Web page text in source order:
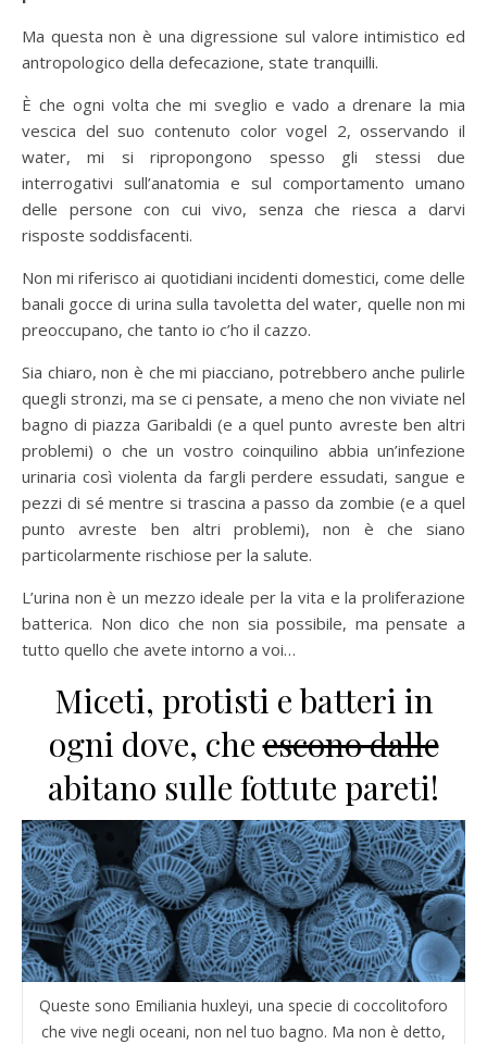
Ma questa non è una digressione sul valore intimistico ed
antropologico della defecazione, state tranquilli.
È che ogni volta che mi sveglio e vado a drenare la mia
vescica del suo contenuto color vogel 2, osservando il
water, mi si ripropongono spesso gli stessi due
interrogativi sull’anatomia e sul comportamento umano
delle persone con cui vivo, senza che riesca a darvi
risposte soddisfacenti.
Non mi riferisco ai quotidiani incidenti domestici, come delle
banali gocce di urina sulla tavoletta del water, quelle non mi
preoccupano, che tanto io c’ho il cazzo.
Sia chiaro, non è che mi piacciano, potrebbero anche pulirle
quegli stronzi, ma se ci pensate, a meno che non viviate nel
bagno di piazza Garibaldi (e a quel punto avreste ben altri
problemi) o che un vostro coinquilino abbia un’infezione
urinaria così violenta da fargli perdere essudati, sangue e
pezzi di sé mentre si trascina a passo da zombie (e a quel
punto avreste ben altri problemi), non è che siano
particolarmente rischiose per la salute.
L’urina non è un mezzo ideale per la vita e la proliferazione
batterica. Non dico che non sia possibile, ma pensate a
tutto quello che avete intorno a voi…
Miceti, protisti e batteri in
ogni dove, cheescono dalle
abitano sulle fottute pareti!
Queste sono Emiliania huxleyi, una specie di coccolitoforo
che vive negli oceani, non nel tuo bagno. Ma non è detto,